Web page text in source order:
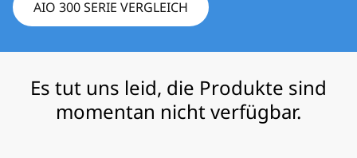
AIO 300 SERIE VERGLEICH
Es tut uns leid, die Produkte sind
momentan nicht verfügbar.